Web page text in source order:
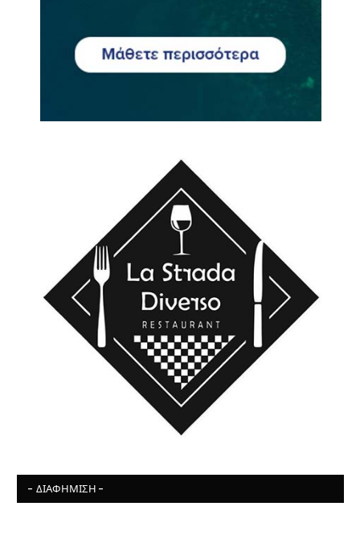
- ΔΙΑΦΉΜΙΣΗ -